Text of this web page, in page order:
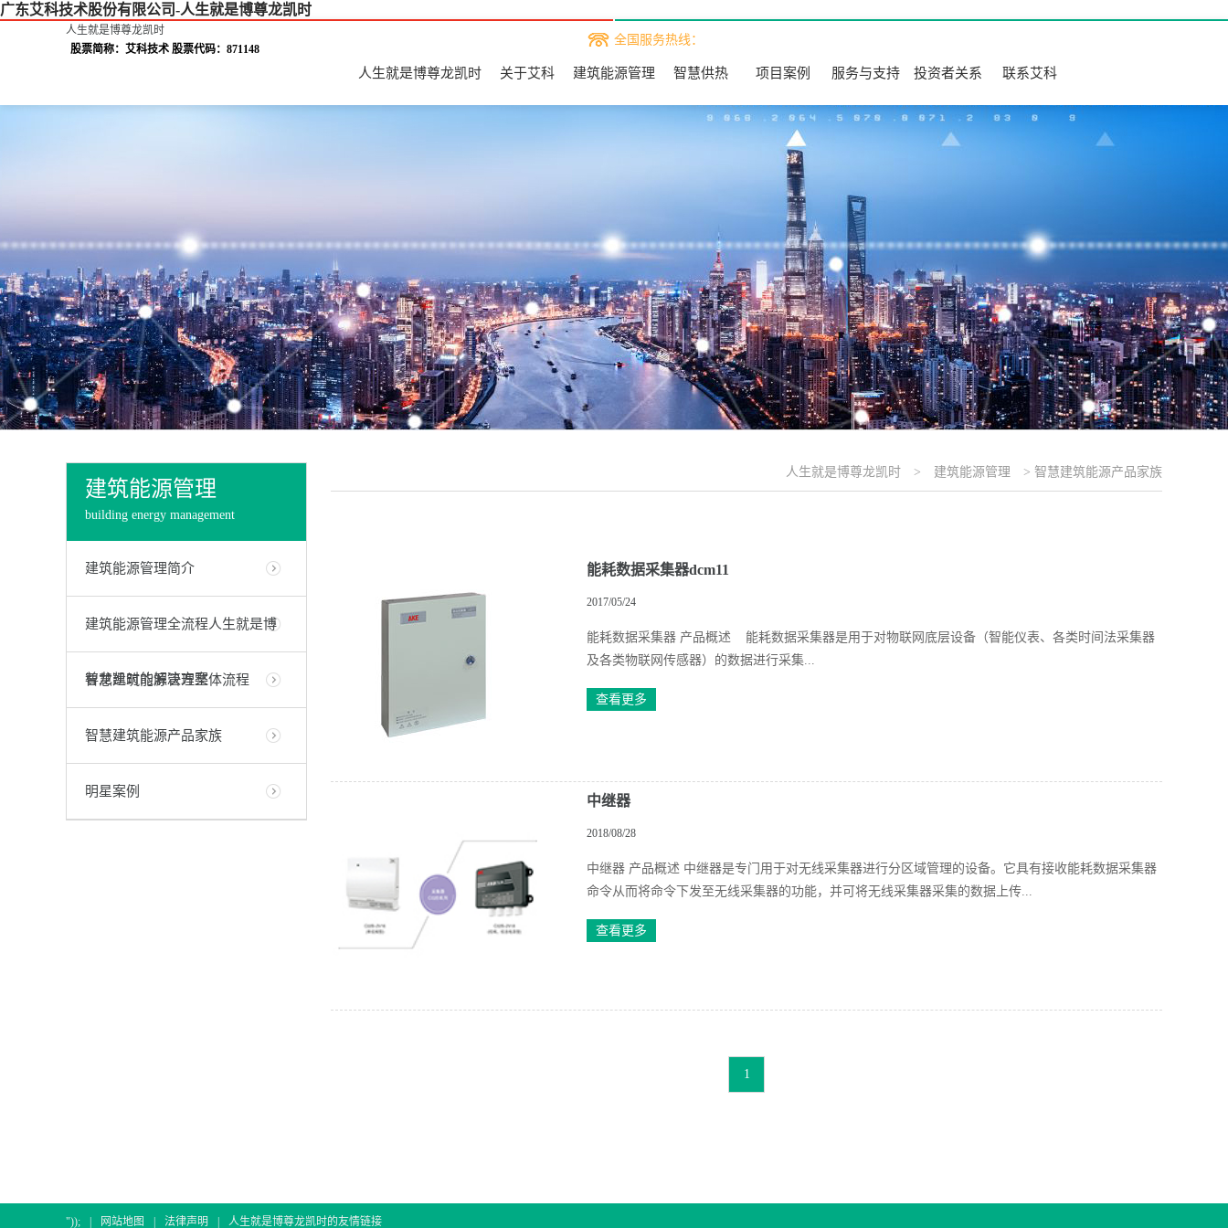
广东艾科技术股份有限公司-人生就是博尊龙凯时
人生就是博尊龙凯时
股票简称：艾科技术 股票代码：871148
全国服务热线：
人生就是博尊龙凯时 关于艾科 建筑能源管理 智慧供热 项目案例 服务与支持 投资者关系 联系艾科
建筑能源管理
building energy management
建筑能源管理简介
建筑能源管理全流程人生就是博
尊龙凯时的解决方案
智慧建筑能源管理整体流程
智慧建筑能源产品家族
明星案例
人生就是博尊龙凯时 > 建筑能源管理 > 智慧建筑能源产品家族
能耗数据采集器dcm11
2017/05/24
能耗数据采集器 产品概述 能耗数据采集器是用于对物联网底层设备（智能仪表、各类时间法采集器
及各类物联网传感器）的数据进行采集...
查看更多
中继器
2018/08/28
中继器 产品概述 中继器是专门用于对无线采集器进行分区域管理的设备。它具有接收能耗数据采集器
命令从而将命令下发至无线采集器的功能，并可将无线采集器采集的数据上传...
查看更多
1
")); | 网站地图 | 法律声明 | 人生就是博尊龙凯时的友情链接